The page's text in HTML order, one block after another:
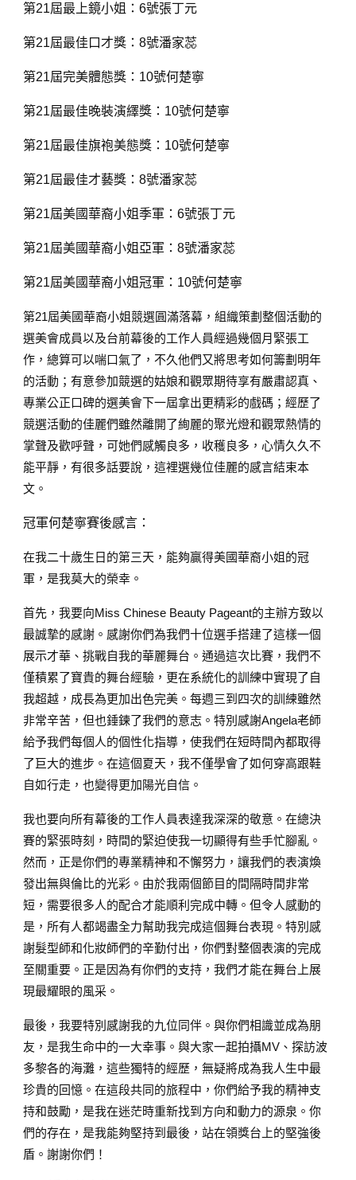
第21屆最上鏡小姐：6號張丁元
第21屆最佳口才獎：8號潘家蕊
第21屆完美體態獎：10號何楚寧
第21屆最佳晚裝演繹獎：10號何楚寧
第21屆最佳旗袍美態獎：10號何楚寧
第21屆最佳才藝獎：8號潘家蕊
第21屆美國華裔小姐季軍：6號張丁元
第21屆美國華裔小姐亞軍：8號潘家蕊
第21屆美國華裔小姐冠軍：10號何楚寧
第21屆美國華裔小姐競選圓滿落幕，組織策劃整個活動的
選美會成員以及台前幕後的工作人員經過幾個月緊張工
作，總算可以喘口氣了，不久他們又將思考如何籌劃明年
的活動；有意參加競選的姑娘和觀眾期待享有嚴肅認真、
專業公正口碑的選美會下一屆拿出更精彩的戲碼；經歷了
競選活動的佳麗們雖然離開了絢麗的聚光燈和觀眾熱情的
掌聲及歡呼聲，可她們感觸良多，收穫良多，心情久久不
能平靜，有很多話要說，這裡選幾位佳麗的感言結束本
文。
冠軍何楚寧賽後感言：
在我二十歲生日的第三天，能夠贏得美國華裔小姐的冠
軍，是我莫大的榮幸。
首先，我要向Miss Chinese Beauty Pageant的主辦方致以
最誠摯的感謝。感謝你們為我們十位選手搭建了這樣一個
展示才華、挑戰自我的華麗舞台。通過這次比賽，我們不
僅積累了寶貴的舞台經驗，更在系統化的訓練中實現了自
我超越，成長為更加出色完美。每週三到四次的訓練雖然
非常辛苦，但也錘鍊了我們的意志。特別感謝Angela老師
給予我們每個人的個性化指導，使我們在短時間內都取得
了巨大的進步。在這個夏天，我不僅學會了如何穿高跟鞋
自如行走，也變得更加陽光自信。
我也要向所有幕後的工作人員表達我深深的敬意。在總決
賽的緊張時刻，時間的緊迫使我一切顯得有些手忙腳亂。
然而，正是你們的專業精神和不懈努力，讓我們的表演煥
發出無與倫比的光彩。由於我兩個節目的間隔時間非常
短，需要很多人的配合才能順利完成中轉。但令人感動的
是，所有人都竭盡全力幫助我完成這個舞台表現。特別感
謝髮型師和化妝師們的辛勤付出，你們對整個表演的完成
至關重要。正是因為有你們的支持，我們才能在舞台上展
現最耀眼的風采。
最後，我要特別感謝我的九位同伴。與你們相識並成為朋
友，是我生命中的一大幸事。與大家一起拍攝MV、探訪波
多黎各的海灘，這些獨特的經歷，無疑將成為我人生中最
珍貴的回憶。在這段共同的旅程中，你們給予我的精神支
持和鼓勵，是我在迷茫時重新找到方向和動力的源泉。你
們的存在，是我能夠堅持到最後，站在領獎台上的堅強後
盾。謝謝你們！